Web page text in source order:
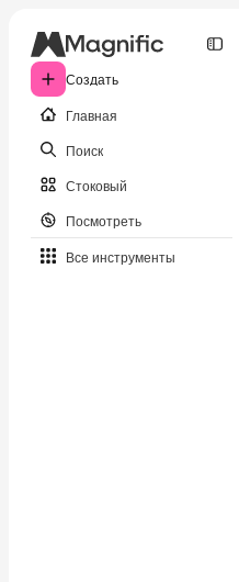
Создать
Главная
Поиск
Стоковый
Посмотреть
Все инструменты